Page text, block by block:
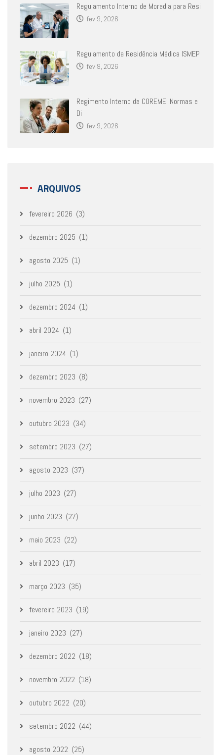
Regulamento Interno de Moradia para Resi
fev 9, 2026
Regulamento da Residência Médica ISMEP
fev 9, 2026
Regimento Interno da COREME: Normas e
Di
fev 9, 2026
ARQUIVOS
fevereiro 2026 (3)
dezembro 2025 (1)
agosto 2025 (1)
julho 2025 (1)
dezembro 2024 (1)
abril 2024 (1)
janeiro 2024 (1)
dezembro 2023 (8)
novembro 2023 (27)
outubro 2023 (34)
setembro 2023 (27)
agosto 2023 (37)
julho 2023 (27)
junho 2023 (27)
maio 2023 (22)
abril 2023 (17)
março 2023 (35)
fevereiro 2023 (19)
janeiro 2023 (27)
dezembro 2022 (18)
novembro 2022 (18)
outubro 2022 (20)
setembro 2022 (44)
agosto 2022 (25)